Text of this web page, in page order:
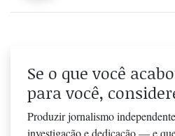
Se o que você
para você,
Produzir jornalismo